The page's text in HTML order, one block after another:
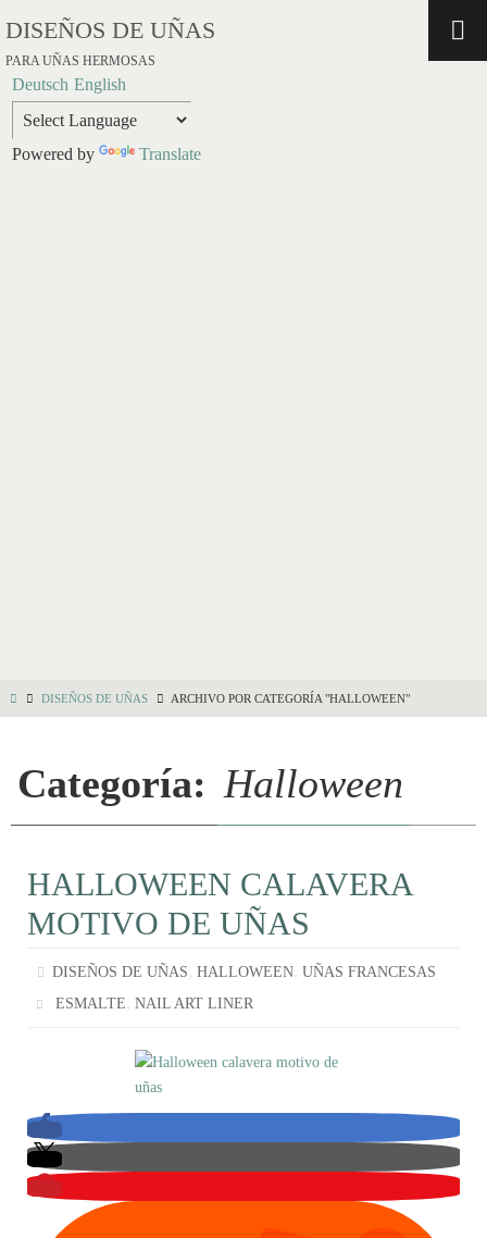
DISEÑOS DE UÑAS
PARA UÑAS HERMOSAS
Deutsch English
Powered by Translate
DISEÑOS DE UÑAS ARCHIVO POR CATEGORÍA "HALLOWEEN"
Categoría: Halloween
HALLOWEEN CALAVERA
MOTIVO DE UÑAS
DISEÑOS DE UÑAS,HALLOWEEN,UÑAS FRANCESAS
ESMALTE,NAIL ART LINER